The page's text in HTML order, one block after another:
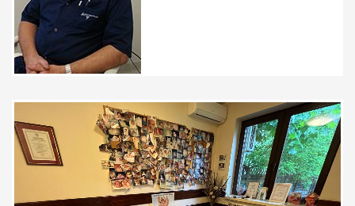
całego serca. Wszystko dokładnie
tłumaczy bardzo dziękuję.